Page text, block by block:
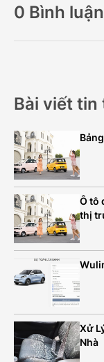
0 Bình luận
Bài viết tin
Ô tô
thị
Xử
Nhà